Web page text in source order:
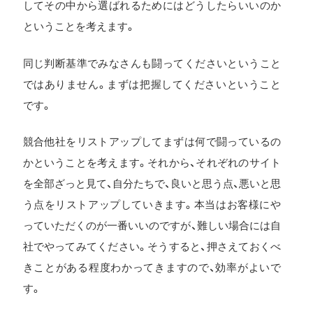
してその中から選ばれるためにはどうしたらいいのか
ということを考えます。
同じ判断基準でみなさんも闘ってくださいということ
ではありません。まずは把握してくださいということ
です。
競合他社をリストアップしてまずは何で闘っているの
かということを考えます。それから、それぞれのサイト
を全部ざっと見て、自分たちで、良いと思う点、悪いと思
う点をリストアップしていきます。本当はお客様にや
っていただくのが一番いいのですが、難しい場合には自
社でやってみてください。そうすると、押さえておくべ
きことがある程度わかってきますので、効率がよいで
す。